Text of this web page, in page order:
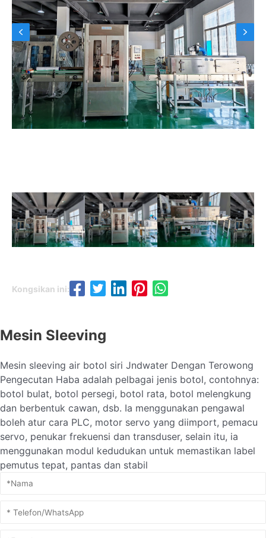
Kongsikan ini:
Mesin Sleeving
Mesin sleeving air botol siri Jndwater Dengan Terowong
Pengecutan Haba adalah pelbagai jenis botol, contohnya:
botol bulat, botol persegi, botol rata, botol melengkung
dan berbentuk cawan, dsb. Ia menggunakan pengawal
boleh atur cara PLC, motor servo yang diimport, pemacu
servo, penukar frekuensi dan transduser, selain itu, ia
menggunakan modul kedudukan untuk memastikan label
pemutus tepat, pantas dan stabil